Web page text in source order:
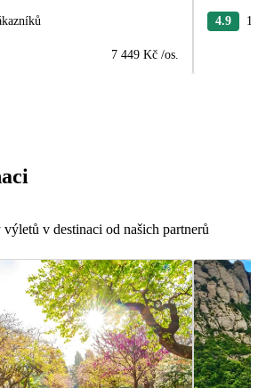
7 449 Kč /os.
4.9
v destinaci od našich partnerů